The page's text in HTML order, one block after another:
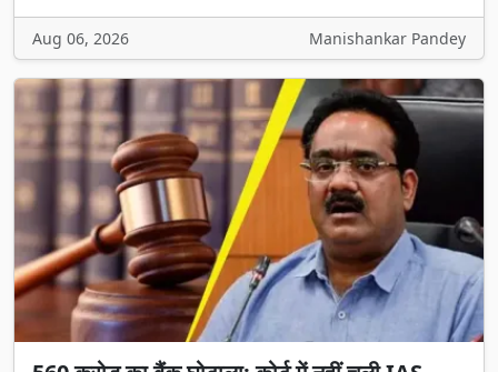
Aug 06, 2026 Manishankar Pandey